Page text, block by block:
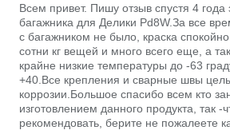
Всем привет. Пишу отзыв спустя 4 года
багажника для Делики Pd8W.За все
с багажником не было, краска
сотни кг вещей и много всего еще, а
крайне низкие температуры до -63
+40.Все крепления и сварные швы
коррозии.Большое спасибо всем кто
изготовлением данного продукта, так -
рекомендовать, берите не пожалеете